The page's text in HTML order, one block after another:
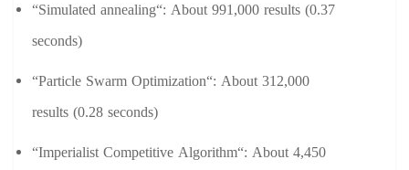
“Simulated annealing“: About991,000 results (0.37
seconds)
“Particle Swarm Optimization“: About312,000
results (0.28 seconds)
“Imperialist Competitive Algorithm“: About4,450